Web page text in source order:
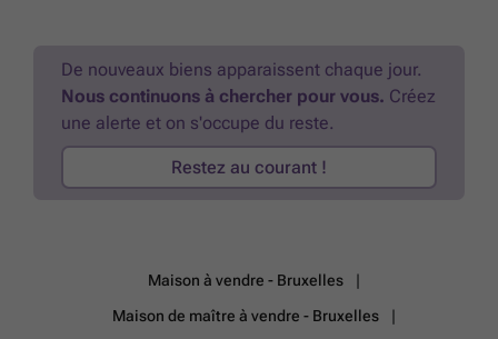
De nouveaux biens apparaissent chaque jour.
Nous continuons à chercher pour vous. Créez
une alerte et on s'occupe du reste.
Restez au courant !
Maison à vendre - Bruxelles
Maison de maître à vendre - Bruxelles